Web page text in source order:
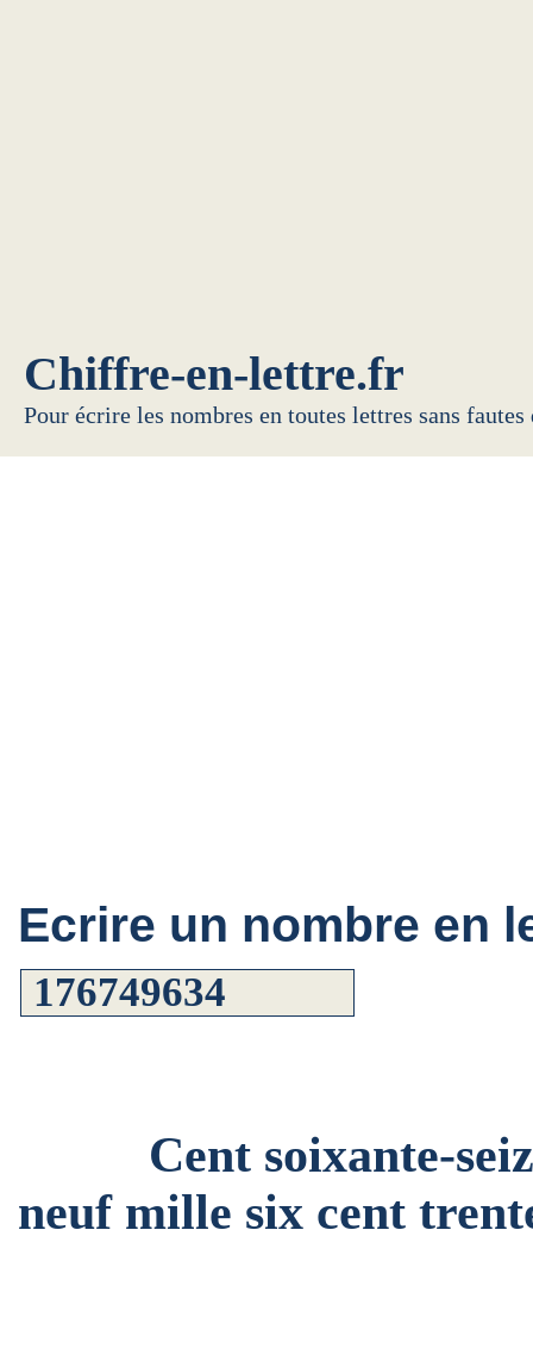
Chiffre-en-lettre.fr
Pour écrire les nombres en toutes lettres sans
Ecrire un nombre en
Cent soixante-seize
neuf mille six cent